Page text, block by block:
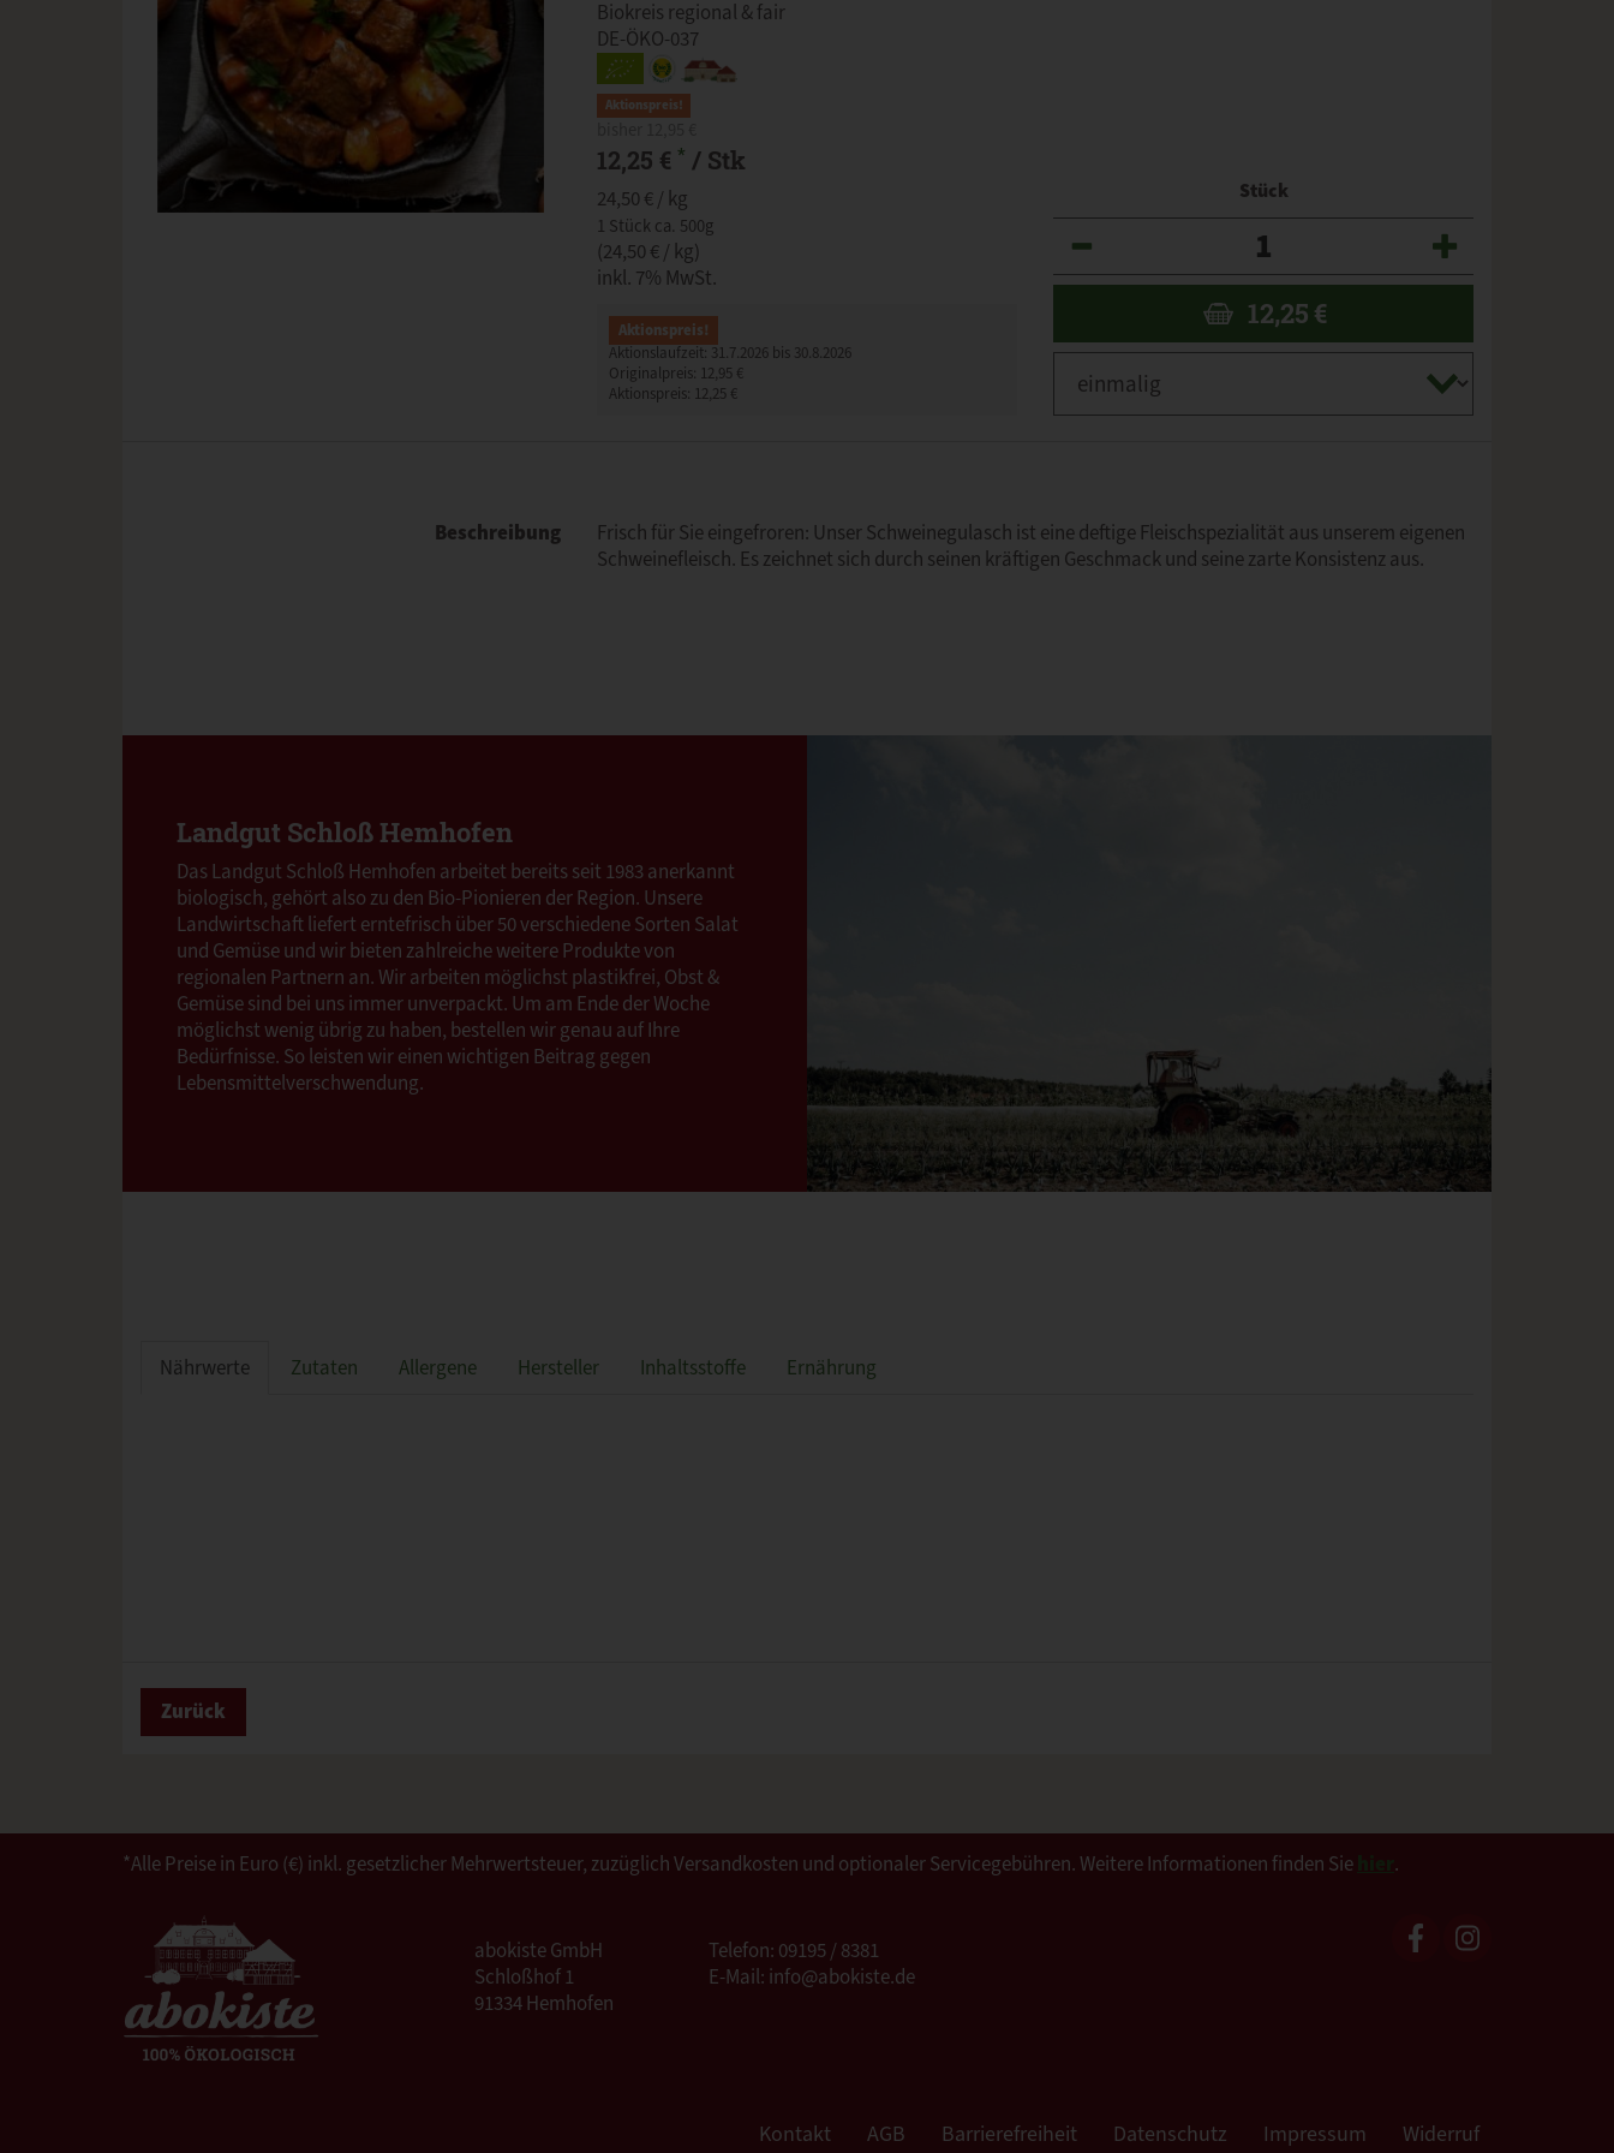
Biokreis regional & fair
DE-ÖKO-037
Aktionspreis!
12,25 € * / Stk
24,50 € / kg
1 Stück ca. 500g
(24,50 € / kg)
inkl. 7% MwSt.
Aktionspreis!
Aktionslaufzeit: 31.7.2026 bis 30.8.2026
Originalpreis: 12,95 €
Aktionspreis: 12,25 €
Stück
12,25 €
Beschreibung
Frisch für Sie eingefroren: Unser Schweinegulasch ist eine deftige Fleischspezialität aus unserem eigenen
Schweinefleisch. Es zeichnet sich durch seinen kräftigen Geschmack und seine zarte Konsistenz aus.
Landgut Schloß Hemhofen
Das Landgut Schloß Hemhofen arbeitet bereits seit 1983 anerkannt
biologisch, gehört also zu den Bio-Pionieren der Region. Unsere
Landwirtschaft liefert erntefrisch über 50 verschiedene Sorten Salat
und Gemüse und wir bieten zahlreiche weitere Produkte von
regionalen Partnern an. Wir arbeiten möglichst plastikfrei, Obst &
Gemüse sind bei uns immer unverpackt. Um am Ende der Woche
möglichst wenig übrig zu haben, bestellen wir genau auf Ihre
Bedürfnisse. So leisten wir einen wichtigen Beitrag gegen
Lebensmittelverschwendung.
Nährwerte Zutaten Allergene Hersteller Inhaltsstoffe Ernährung
Zurück
*Alle Preise in Euro (€) inkl. gesetzlicher Mehrwertsteuer, zuzüglich Versandkosten und optionaler Servicegebühren. Weitere Informationen finden Sie .
abokiste GmbH
Schloßhof 1
91334 Hemhofen
Telefon: 09195 / 8381
E-Mail: info@abokiste.de
Kontakt AGB Barrierefreiheit Datenschutz Impressum Widerruf